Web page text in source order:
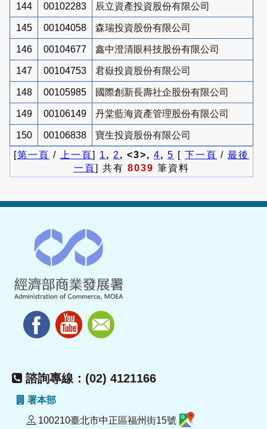
144 00102283 辰立資產投資股份有限公司
145 00104058 森瑞投資股份有限公司
146 00104677 鑫中澄清眼科技股份有限公司
147 00104753 君嶽投資股份有限公司
148 00105985 國際創新長壽社企股份有限公司
149 00106149 丹棠藍海資產管理股份有限公司
150 00106838
寶生投資股份有限公司
[第一頁 / 上一頁] 1 , 2 , <3>, 4, 5 [ 下一頁 / 最後
一頁] 共有 8039 筆資料
諮詢專線：(02) 4121166
署本部
100210臺北市中正區福州街15號